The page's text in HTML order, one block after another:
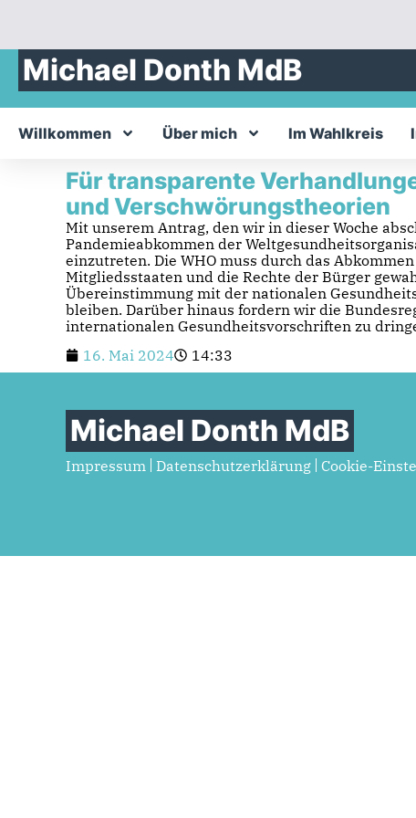
Michael Donth MdB
Willkommen Über mich Im Wahlkreis
Für transparente
und Verschwörungstheorien
Mit unserem Antrag, den wir in dieser Woche
Pandemieabkommen der
einzutreten. Die WHO muss durch das
Mitgliedsstaaten und die Rechte der Bürger
Übereinstimmung mit der nationalen
bleiben. Darüber hinaus fordern wir die
internationalen Gesundheitsvorschriften zu
16. Mai 2024
14:33
Michael Donth MdB
Impressum Datenschutzerklärung Cookie-